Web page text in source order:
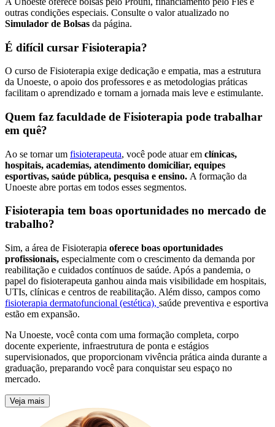
outras condições especiais. Consulte o valor atualizado no
Simulador de Bolsas da página.
É difícil cursar Fisioterapia?
O curso de Fisioterapia exige dedicação e empatia, mas a estrutura
da Unoeste, o apoio dos professores e as metodologias práticas
facilitam o aprendizado e tornam a jornada mais leve e estimulante.
Quem faz faculdade de Fisioterapia pode trabalhar
em quê?
Ao se tornar um fisioterapeuta, você pode atuar em clínicas,
hospitais, academias, atendimento domiciliar, equipes
esportivas, saúde pública, pesquisa e ensino. A formação da
Unoeste abre portas em todos esses segmentos.
Fisioterapia tem boas oportunidades no mercado de
trabalho?
Sim, a área de Fisioterapia oferece boas oportunidades
profissionais, especialmente com o crescimento da demanda por
reabilitação e cuidados contínuos de saúde. Após a pandemia, o
papel do fisioterapeuta ganhou ainda mais visibilidade em hospitais,
UTIs, clínicas e centros de reabilitação. Além disso, campos como
fisioterapia dermatofuncional (estética), saúde preventiva e esportiva
estão em expansão.
Na Unoeste, você conta com uma formação completa, corpo
docente experiente, infraestrutura de ponta e estágios
supervisionados, que proporcionam vivência prática ainda durante a
graduação, preparando você para conquistar seu espaço no
mercado.
Veja mais